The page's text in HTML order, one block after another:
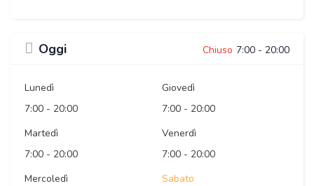
Oggi Chiuso 7:00 - 20:00
Lunedì
7:00 - 20:00
Martedì
7:00 - 20:00
Mercoledì
Giovedì
7:00 - 20:00
Venerdì
7:00 - 20:00
Sabato